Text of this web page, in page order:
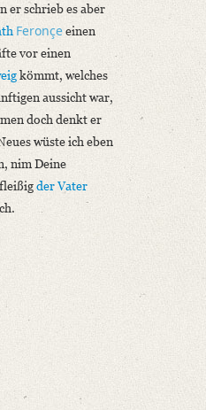
er schrieb es aber
Feronçeeinen
vor einen
kömmt, welches
aussicht war,
doch denkt er
wüste ich eben
nim Deine
der Vater